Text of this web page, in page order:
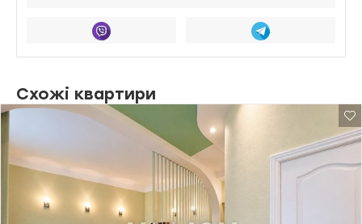
Схожі квартири